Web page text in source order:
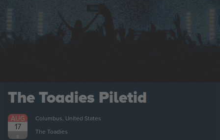
The Toadies Piletid
AUG
17
E
Columbus, United States
The Toadies